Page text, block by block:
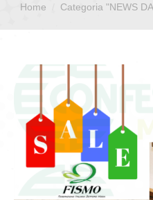
ISCRIZIONE E
SERVIZI
GIOVEDÌ
COMUNICATI E
CONTATTI
Sei qui:
Home Categoria "NEWS